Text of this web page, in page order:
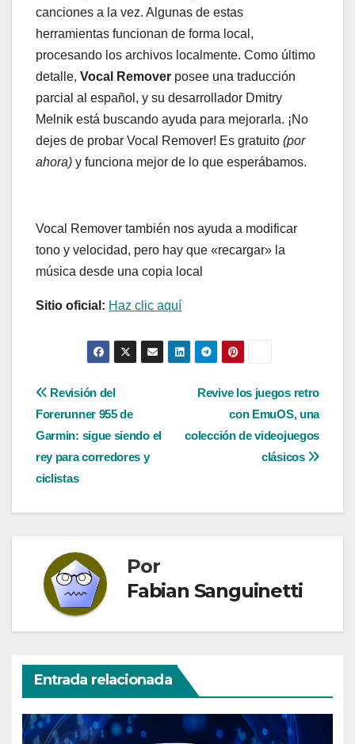
canciones a la vez. Algunas de estas
herramientas funcionan de forma local,
procesando los archivos localmente. Como último
detalle, Vocal Remover posee una traducción
parcial al español, y su desarrollador Dmitry
Melnik está buscando ayuda para mejorarla. ¡No
dejes de probar Vocal Remover! Es gratuito (por
ahora) y funciona mejor de lo que esperábamos.
Vocal Remover también nos ayuda a modificar
tono y velocidad, pero hay que «recargar» la
música desde una copia local
Sitio oficial: Haz clic aquí
Navegación
de
entradas
Revive los juegos retro
con EmuOS, una
colección de videojuegos
clásicos
Revisión del
Forerunner 955 de
Garmin: sigue siendo el
rey para corredores y
ciclistas
Por
Fabian Sanguinetti
Entrada relacionada